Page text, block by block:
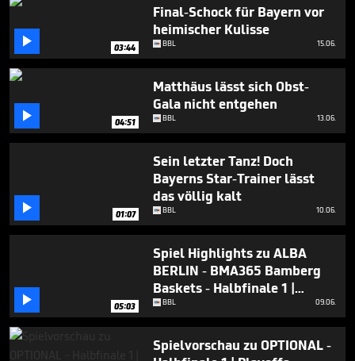
 03:44
Final-Schock für Bayern vor
heimischer Kulisse
BBL 15.06.
 04:51
Matthäus lässt sich Obst-
Gala nicht entgehen
BBL 13.06.
 01:07
Sein letzter Tanz! Doch
Bayerns Star-Trainer lässt
das völlig kalt
BBL 10.06.
 05:03
Spiel Highlights zu ALBA
BERLIN - BMA365 Bamberg
Baskets - Halbfinale 1 |
Playoffs – Halbfinale Spiel 5
BBL 09.06.
Spielvorschau zu OPTIONAL -